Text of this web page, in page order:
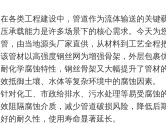
在各类工程建设中，管道作为流体输送的关键
压承载能力是许多场景下的核心需求。今天
管，由当地源头厂家直供，从材料到工艺全程
该管材以高强度钢丝网为增强骨架，外层包裹
耐化学腐蚀特性，钢丝骨架又大幅提升了管材
效抵御土壤、水体等复杂环境中的腐蚀因素。
针对化工、市政给排水、污水处理等易受腐蚀
效阻隔腐蚀介质，减少管道破损风险，降低后
好的耐久性，使用寿命显著延长。